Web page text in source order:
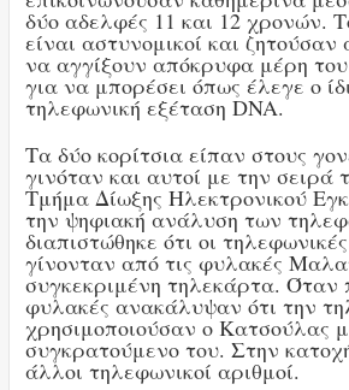
δύο αδελφές 11 και 12 χρονών.
είναι αστυνομικοί και
να αγγίξουν απόκρυφα μέρη
για να μπορέσει όπως έλεγε ο
τηλεφωνική εξέταση DNA.
Τα δύο κορίτσια είπαν στους
γινόταν και αυτοί με την σειρά
Τμήμα Δίωξης Ηλεκτρονικού
την ψηφιακή ανάλυση των
διαπιστώθηκε ότι οι
γίνονταν από τις φυλακές
συγκεκριμένη τηλεκάρτα. Όταν
φυλακές ανακάλυψαν ότι την
χρησιμοποιούσαν ο Κατσούλας
συγκρατούμενο του. Στην
άλλοι τηλεφωνικοί αριθμοί.